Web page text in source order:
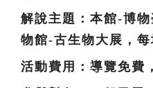
解說主題：本館-博
物館-古生物大展，
活動費用：導覽免費